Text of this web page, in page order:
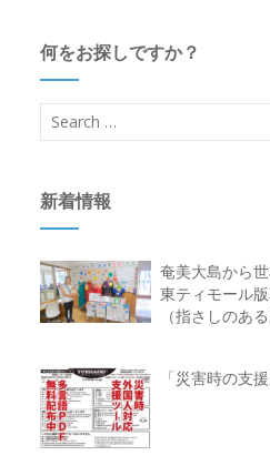
何をお探しですか？
新着情報
奄美大島から
東ティモール
（指さしのある
「災害時の支